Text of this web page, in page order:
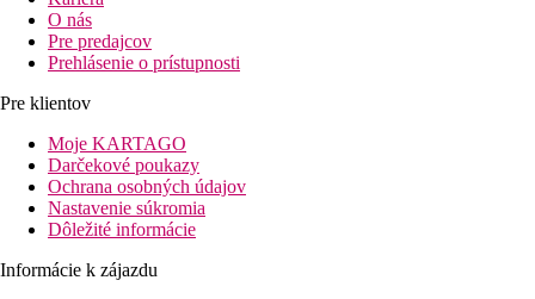
O nás
Pre predajcov
Prehlásenie o prístupnosti
Pre klientov
Moje KARTAGO
Darčekové poukazy
Ochrana osobných údajov
Nastavenie súkromia
Dôležité informácie
Informácie k zájazdu